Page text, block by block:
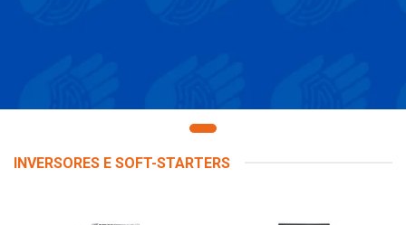
INVERSORES E SOFT-STARTERS